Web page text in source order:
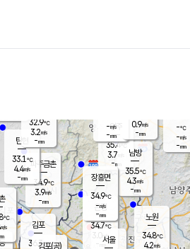
양주
35.4℃
3.7
-mm
파주금촌
34.9℃
3.9m/s
-mm
-℃
-m/s
-mm
탄현
33.1℃
4.4m/s
-mm
김포
36.3℃
℃
m/s
은평
34.7℃
3.0 m/s
- mm
노원
34.8℃
4.2m/s
남방
35.5℃
4.3m/s
-mm
장흥면
34.9℃
-m/s
-mm
-m/s
-mm
김포(공)
서울
32.9℃
3.2m/s
-mm
0.9m/s
-mm